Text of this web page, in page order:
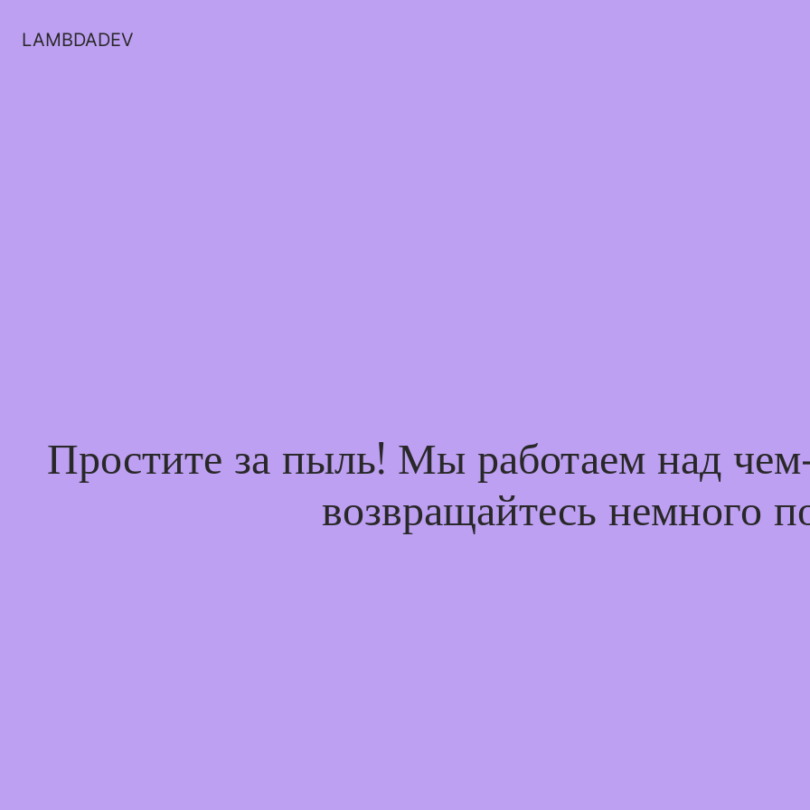
LAMBDADEV
Простите за пыль! Мы работаем над
возвращайтесь немного